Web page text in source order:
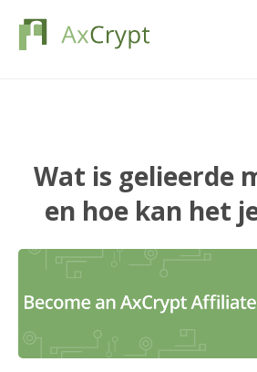
Bronnen
Blog
Wat is gelieerde
en hoe kan het